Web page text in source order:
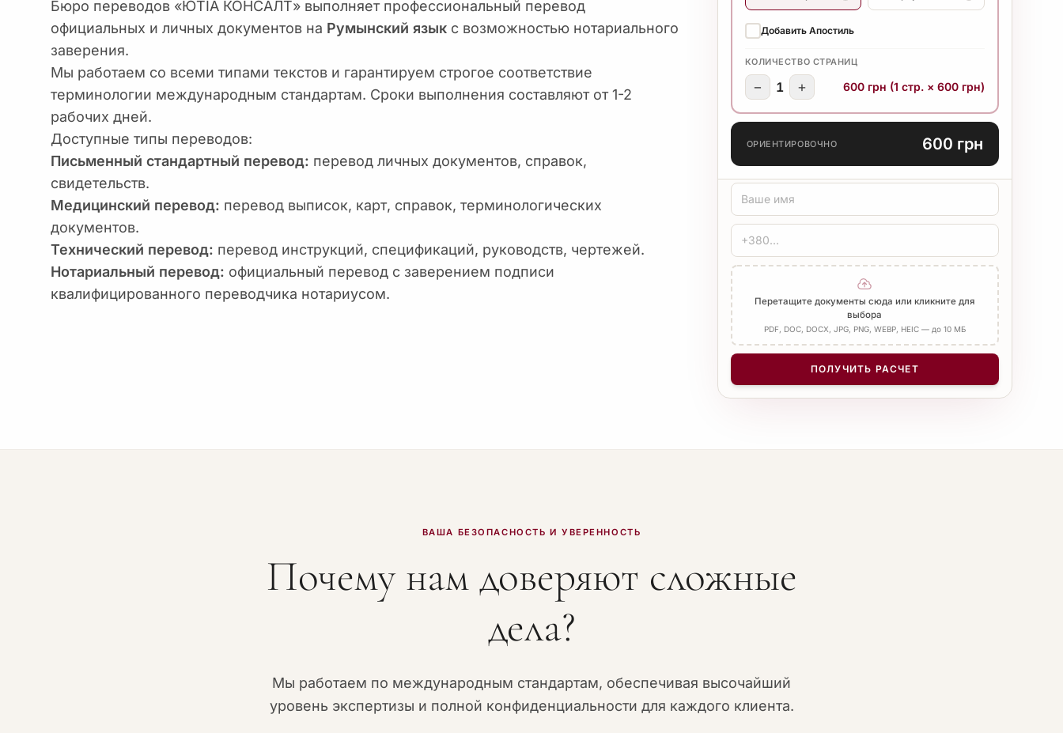
Бюро переводов «ЮТІА КОНСАЛТ» выполняет профессиональный перевод
официальных и личных документов на Румынский язык с возможностью нотариального
заверения.
Мы работаем со всеми типами текстов и гарантируем строгое соответствие
терминологии международным стандартам. Сроки выполнения составляют от 1-2
рабочих дней.
Доступные типы переводов:
Письменный стандартный перевод: перевод личных документов, справок,
свидетельств.
Медицинский перевод: перевод выписок, карт, справок, терминологических
документов.
Технический перевод: перевод инструкций, спецификаций, руководств, чертежей.
Нотариальный перевод: официальный перевод с заверением подписи
квалифицированного переводчика нотариусом.
Добавить Апостиль
КОЛИЧЕСТВО СТРАНИЦ
− 1 + 600 грн (1 стр. × 600 грн)
ОРИЕНТИРОВОЧНО 600 грн
Перетащите документы сюда или кликните для
выбора
PDF, DOC, DOCX, JPG, PNG, WEBP, HEIC — до 10 МБ
ПОЛУЧИТЬ РАСЧЕТ
ВАША БЕЗОПАСНОСТЬ И УВЕРЕННОСТЬ
Почему нам доверяют сложные
дела?
Мы работаем по международным стандартам, обеспечивая высочайший
уровень экспертизы и полной конфиденциальности для каждого клиента.